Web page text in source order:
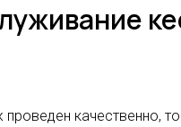
проведен качественно,